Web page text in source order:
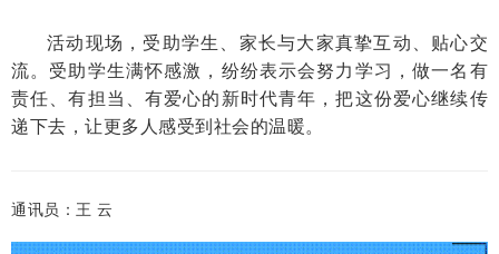
活动现场，受助学生、家长与大家真挚互动、贴心交
流。受助学生满怀感激，纷纷表示会努力学习，做一名有
责任、有担当、有爱心的新时代青年，把这份爱心继续传
递下去，让更多人感受到社会的温暖。
通讯员：王 云